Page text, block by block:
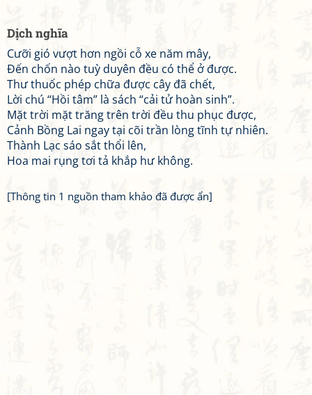
Dịch nghĩa
Cưỡi gió vượt hơn ngồi cỗ xe năm mây,
Đến chốn nào tuỳ duyên đều có thể ở được.
Thư thuốc phép chữa được cây đã chết,
Lời chú “Hồi tâm” là sách “cải tử hoàn sinh”.
Mặt trời mặt trăng trên trời đều thu phục được,
Cảnh Bồng Lai ngay tại cõi trần lòng tĩnh tự nhiên.
Thành Lạc sáo sắt thổi lên,
Hoa mai rụng tơi tả khắp hư không.
[Thông tin 1 nguồn tham khảo đã được ẩn]